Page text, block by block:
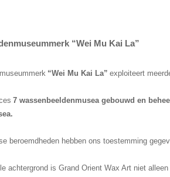
“Wei Mu Kai La”
“Wei Mu Kai La” exploiteert
7 wassenbeeldenmusea gebouwd en
beroemdheden hebben ons toestemming
achtergrond is Grand Orient Wax Art niet alleen